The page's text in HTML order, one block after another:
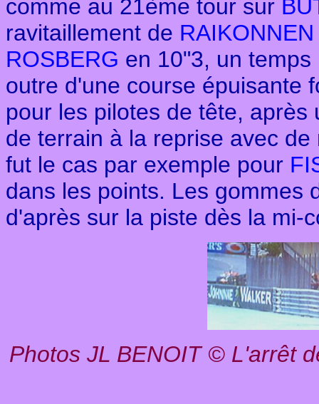
comme au 21ème tour sur
ravitaillement de
ROSBERG en 10"3, un
outre d'une course épuisante
pour les pilotes de tête,
de terrain à la reprise avec
fut le cas par exemple pour
dans les points. Les gommes
d'après sur la piste dès la mi-
Photos JL BENOIT © L'arrêt